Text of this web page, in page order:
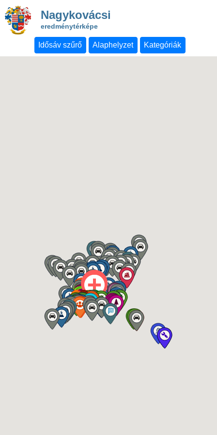
Nagykovácsi
eredménytérképe
Kategóriák
Alaphelyzet
Idősáv szűrő